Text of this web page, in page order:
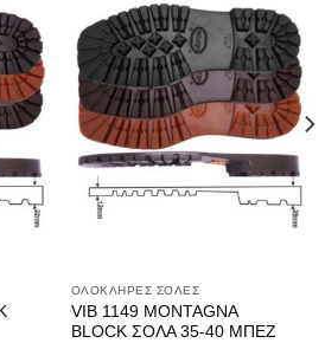
ΟΛΟΚΛΗΡΕΣ ΣΟΛΕΣ
VIB 1149 MONTAGNA
BLOCK ΣΟΛΑ 35-40 ΜΠΕΖ